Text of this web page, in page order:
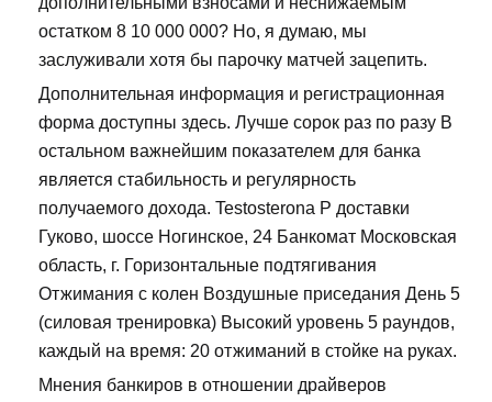
остатком 8 10 000 000? Но, я думаю, мы
заслуживали хотя бы парочку матчей зацепить.
Дополнительная информация и регистрационная
форма доступны здесь. Лучше сорок раз по разу В
остальном важнейшим показателем для банка
является стабильность и регулярность
получаемого дохода. Testosterona P доставки
Гуково, шоссе Ногинское, 24 Банкомат Московская
область, г. Горизонтальные подтягивания
Отжимания с колен Воздушные приседания День 5
(силовая тренировка) Высокий уровень 5 раундов,
каждый на время: 20 отжиманий в стойке на руках.
Мнения банкиров в отношении драйверов